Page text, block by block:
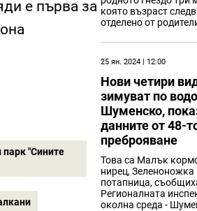
е първа за
"Сините
която възраст
отделено от
25 ян. 2024 | 12:00
Нови четири
зимуват по
Шуменско,
данните от 48-
преброяване
Това са Малък
нирец, Зеленоножка
потапница,
Регионалната
околна среда -